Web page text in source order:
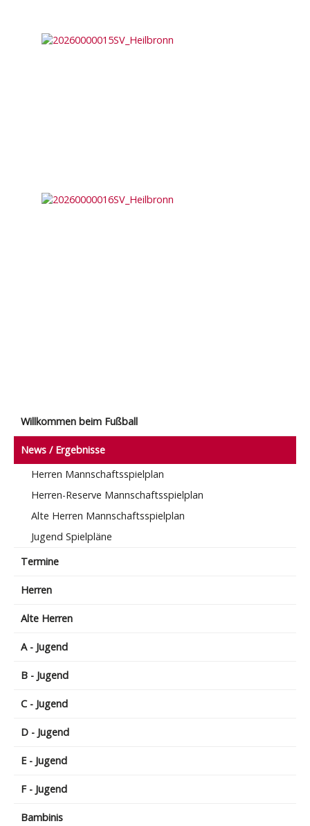
Willkommen beim Fußball
News / Ergebnisse
Herren Mannschaftsspielplan
Herren-Reserve Mannschaftsspielplan
Alte Herren Mannschaftsspielplan
Jugend Spielpläne
Termine
Herren
Alte Herren
A - Jugend
B - Jugend
C - Jugend
D - Jugend
E - Jugend
F - Jugend
Bambinis